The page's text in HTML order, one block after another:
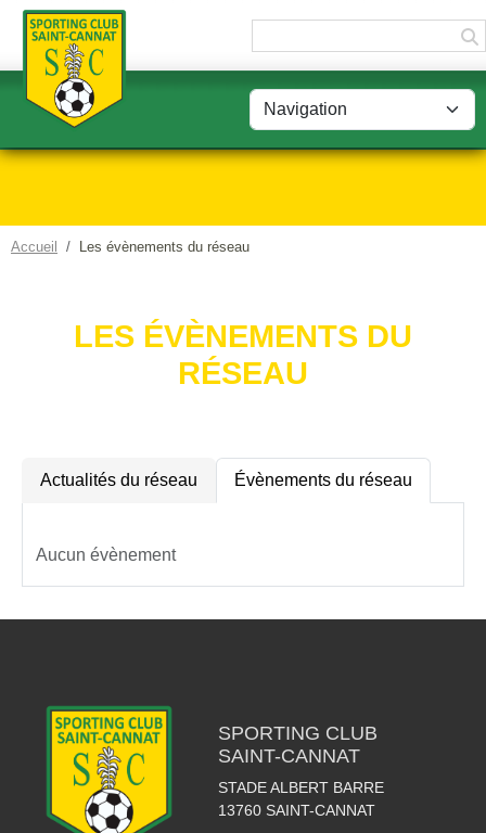
Accueil Les évènements du réseau
LES ÉVÈNEMENTS DU
RÉSEAU
Actualités du réseau Évènements du réseau
Aucun évènement
SPORTING CLUB
SAINT-CANNAT
STADE ALBERT BARRE
13760 SAINT-CANNAT
Panneau de gestion des cookies